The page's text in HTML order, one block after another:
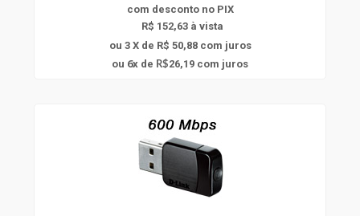
com desconto no PIX
R$ 152,63 à vista
ou 3 X de R$ 50,88com juros
ou 6x de R$26,19 com juros